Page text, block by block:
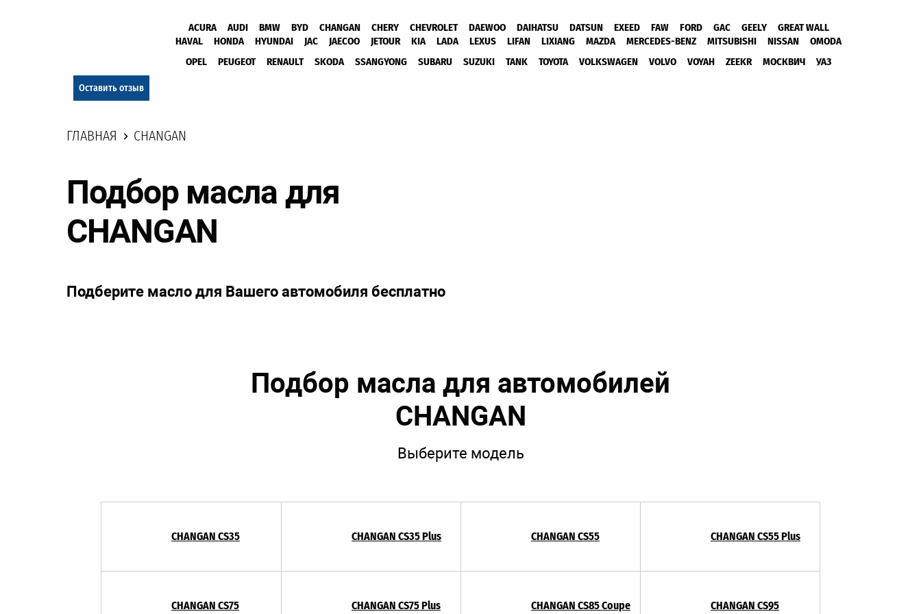
ACURA AUDI BMW BYD CHANGAN CHERY CHEVROLET DAEWOO DAIHATSU DATSUN EXEED FAW FORD GAC GEELY
GREAT WALL
HAVAL
HONDA HYUNDAI JAC JAECOO JETOUR KIA LADA LEXUS LIFAN LIXIANG MAZDA MERCEDES-BENZ MITSUBISHI NISSAN
OMODA
OPEL
PEUGEOT RENAULT SKODA SSANGYONG SUBARU SUZUKI TANK TOYOTA VOLKSWAGEN VOLVO VOYAH ZEEKR МОСКВИЧ УАЗ
Оставить отзыв
ГЛАВНАЯ CHANGAN
Подбор масла для
CHANGAN
Подберите масло для Вашего автомобиля бесплатно
Подбор масла для автомобилей
CHANGAN
Выберите модель
CHANGAN CS35 CHANGAN CS35 Plus CHANGAN CS55 CHANGAN CS55 Plus
CHANGAN CS75 CHANGAN CS75 Plus CHANGAN CS85 Coupe CHANGAN CS95